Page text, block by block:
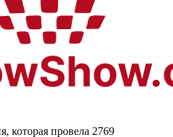
которая провела 2769